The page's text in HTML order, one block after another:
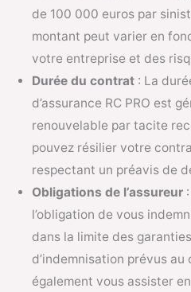
de 100 000 euros par
montant peut varier en
votre entreprise et des
Durée du contrat : La
d’assurance RC PRO est
renouvelable par tacite
pouvez résilier votre
respectant un préavis de
Obligations de l’assureur
l’obligation de vous
dans la limite des
d’indemnisation prévus
également vous assister